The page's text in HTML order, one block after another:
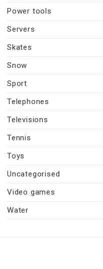
Power tools
Servers
Skates
Snow
Sport
Telephones
Televisions
Tennis
Toys
Uncategorised
Video games
Water